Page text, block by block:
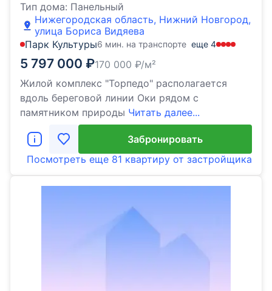
Тип дома: Панельный
Нижегородская область, Нижний Новгород,
улица Бориса Видяева
Парк Культуры6 мин. на транспорте еще 4
5 797 000 ₽170 000 ₽/м²
Жилой комплекс "Торпедо" располагается
вдоль береговой линии Оки рядом с
памятником природы Читать далее...
Забронировать
Посмотреть еще 81 квартиру от застройщика